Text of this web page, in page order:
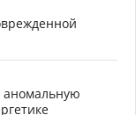
аномальную